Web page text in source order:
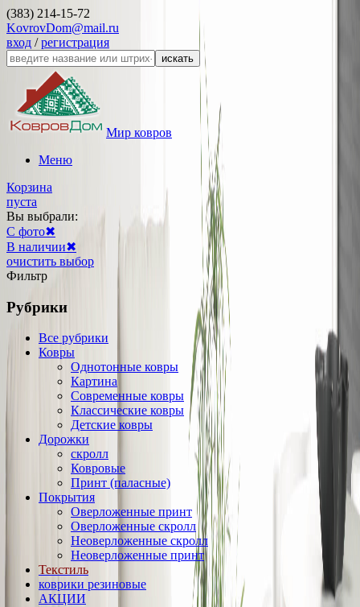
(383) 214-15-72
KovrovDom@mail.ru
вход /регистрация
искать
Мир ковров
Меню
Корзина
пуста
Вы выбрали:
С фото✖
В наличии✖
очистить выбор
Фильтр
Рубрики
Все рубрики
Ковры
Однотонные ковры
Картина
Современные ковры
Классические ковры
Детские ковры
Дорожки
скролл
Ковровые
Принт (паласные)
Покрытия
Оверложенные принт
Оверложенные скролл
Неоверложенные скролл
Неоверложенные принт
Текстиль
коврики резиновые
АКЦИИ